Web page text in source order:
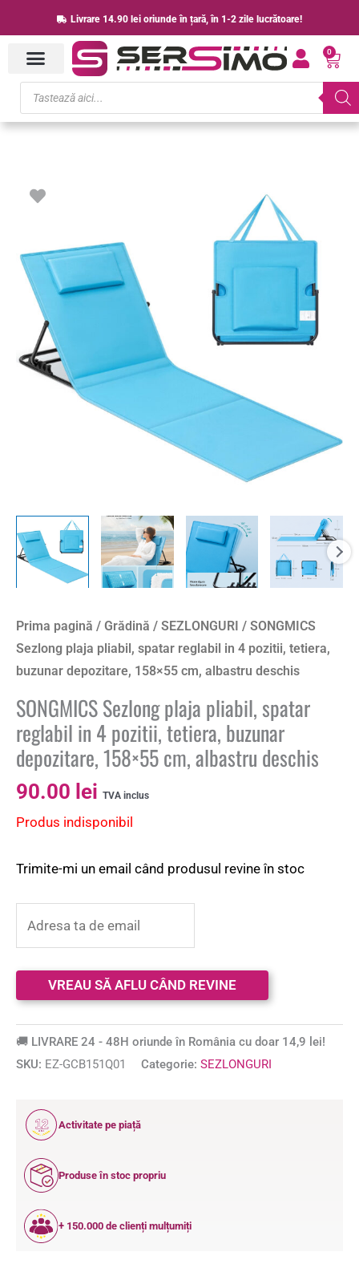
to
content
Livrare 14.90 lei oriunde în țară, în 1-2 zile lucrătoare!
0
Cart
Products
search
Prima pagină / Grădină / SEZLONGURI / SONGMICS
Sezlong plaja pliabil, spatar reglabil in 4 pozitii, tetiera,
buzunar depozitare, 158×55 cm, albastru deschis
SONGMICS Sezlong plaja pliabil, spatar
reglabil in 4 pozitii, tetiera, buzunar
depozitare, 158×55 cm, albastru deschis
90.00 lei TVA inclus
Produs indisponibil
Trimite-mi un email când produsul revine în stoc
🚚 LIVRARE 24 - 48H oriunde în România cu doar 14,9 lei!
SKU: EZ-GCB151Q01 Categorie: SEZLONGURI
12
ANI
Activitate pe piață
Produse în stoc propriu
+ 150.000 de clienți mulțumiți